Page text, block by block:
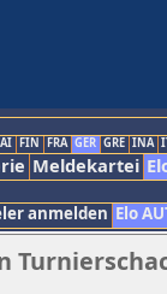
FIN FRA GER GRE INA
Meldekartei
anmelden Elo